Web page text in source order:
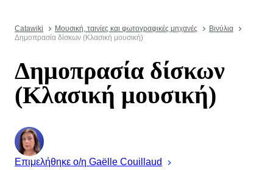
Catawiki Μουσική, ταινίες και φωτογραφικές μηχανές
Βινύλια
Δημοπρασία δίσκων (Κλασική μουσική)
Δημοπρασία δίσκων
(Κλασική μουσική)
Επιμελήθηκε ο/η Gaëlle Couillaud